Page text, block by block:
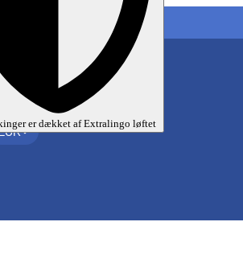
er dækket afExtralingo løftet